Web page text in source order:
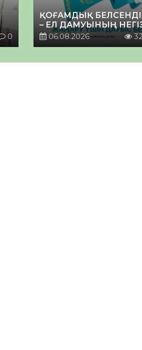
0
ҚОҒАМДЫҚ
– ЕЛ ДАМУЫНЫҢ
06.08.2026